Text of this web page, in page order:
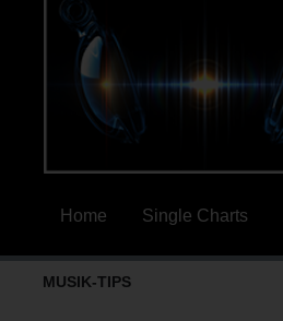
Home Single Charts
MUSIK-TIPS